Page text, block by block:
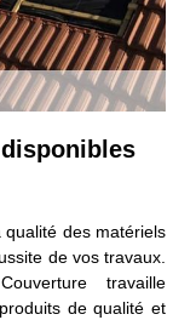
des matériels
de vos travaux.
travaille
de qualité et